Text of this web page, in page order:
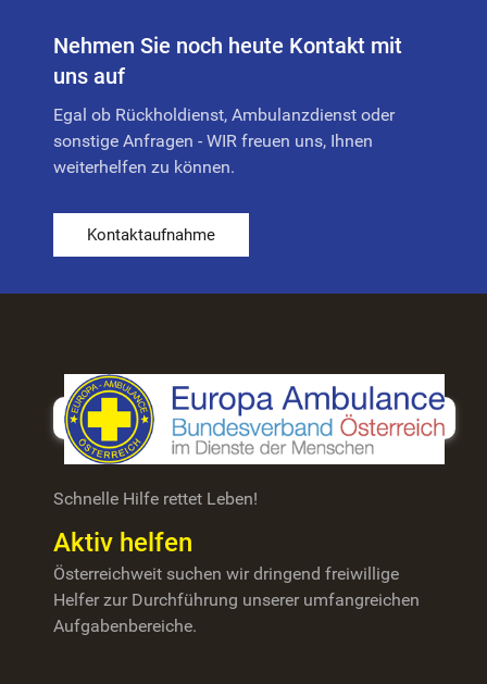
Nehmen Sie noch heute Kontakt mit
uns auf
Egal ob Rückholdienst, Ambulanzdienst oder
sonstige Anfragen - WIR freuen uns, Ihnen
weiterhelfen zu können.
Kontaktaufnahme
Schnelle Hilfe rettet Leben!
Aktiv helfen
Österreichweit suchen wir dringend freiwillige
Helfer zur Durchführung unserer umfangreichen
Aufgabenbereiche.